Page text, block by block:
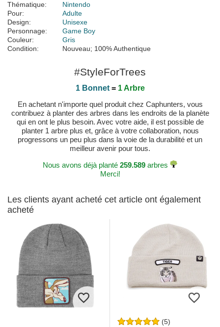
Thématique:
Nintendo
Pour:
Adulte
Design:
Unisexe
Personnage:
Game Boy
Couleur:
Gris
Condition:
Nouveau; 100% Authentique
#StyleForTrees
1 Bonnet= 1 Arbre
En achetant n'importe quel produit chez Caphunters, vous
contribuez à planter des arbres dans les endroits de la planète
qui en ont le plus besoin. Avec votre aide, il est possible de
planter 1 arbre plus et, grâce à votre collaboration, nous
progressons un peu plus dans la voie de la durabilité et un
meilleur avenir pour tous.
Nous avons déjà planté 259.589 arbres
Merci!
Les clients ayant acheté cet article ont également
acheté
(5)